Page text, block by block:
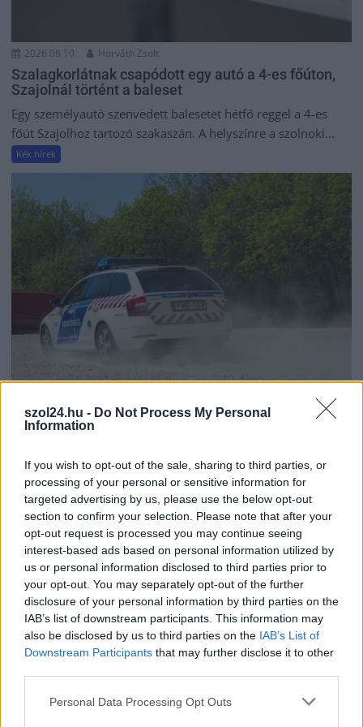
szol24.hu - Do Not Process My Personal
Information
If you wish to opt-out of the sale, sharing to third parties, or
processing of your personal or sensitive information for
targeted advertising by us, please use the below opt-out
section to confirm your selection. Please note that after your
opt-out request is processed you may continue seeing
interest-based ads based on personal information utilized by
us or personal information disclosed to third parties prior to
your opt-out. You may separately opt-out of the further
disclosure of your personal information by third parties on the
IAB’s list of downstream participants. This information may
also be disclosed by us to third parties on the IAB’s List of
Downstream Participants that may further disclose it to other
Please note that this website/app uses one or more Google
Personal Data Processing Opt Outs
2026.08.10. Horváth Zsolt
Szalagkorlátnak csapódott egy autó a 4-es főúton,
Szajolnál történt a baleset
Egy személyautó szenvedett balesetet hétfő reggel a 4-es
főút Szajolhoz tartozó szakaszán. A helyszínre a szolnoki...
Kék hírek
2026.08.07. Horváth Zsolt
Egy telefonhívást akart, végül rendőrök vitték el a
Egy pékségi dolgozó nemet mondott egy szokatlan kérésre.
A férfi ezt nem tudta elfogadni, és percekkel...
Kék hírek